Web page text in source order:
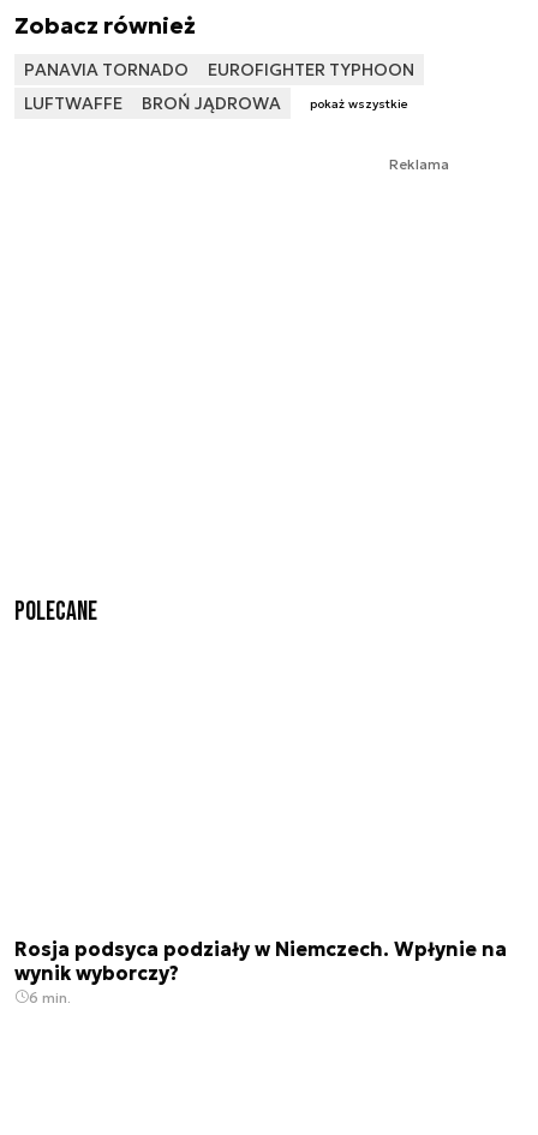
Zobacz również
PANAVIA TORNADO
EUROFIGHTER TYPHOON
LUFTWAFFE
BROŃ JĄDROWA pokaż wszystkie
Reklama
Polecane
Rosja podsyca podziały w Niemczech. Wpłynie na
wynik wyborczy?
6 min.